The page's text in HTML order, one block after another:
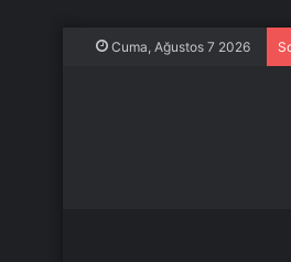
Cuma, Ağustos 7 2026